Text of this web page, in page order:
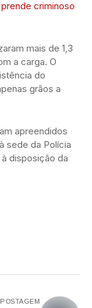
criminoso
mais de 1,3
a carga. O
do
grãos a
apreendidos
sede da Polícia
disposição da